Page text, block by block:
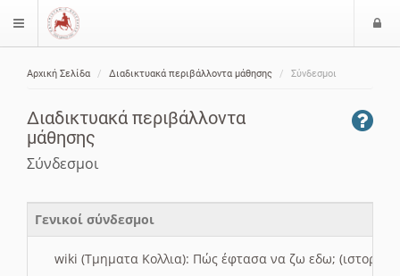
$langMenu
Αρχική Σελίδα Διαδικτυακά περιβάλλοντα μάθησης Σύνδεσμοι
Διαδικτυακά περιβάλλοντα
μάθησης
Σύνδεσμοι
Γενικοί σύνδεσμοι
wiki (Τμηματα Κολλια): Πώς έφτασα να ζω εδω; (ιστορια)